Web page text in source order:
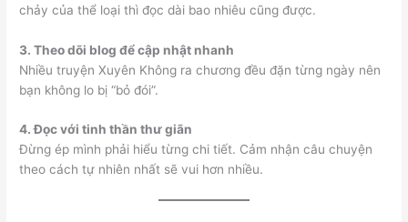
chảy của thể loại thì đọc dài bao nhiêu cũng được.
3. Theo dõi blog để cập nhật nhanh
Nhiều truyện Xuyên Không ra chương đều đặn từng ngày nên
bạn không lo bị “bỏ đói”.
4. Đọc với tinh thần thư giãn
Đừng ép mình phải hiểu từng chi tiết. Cảm nhận câu chuyện
theo cách tự nhiên nhất sẽ vui hơn nhiều.